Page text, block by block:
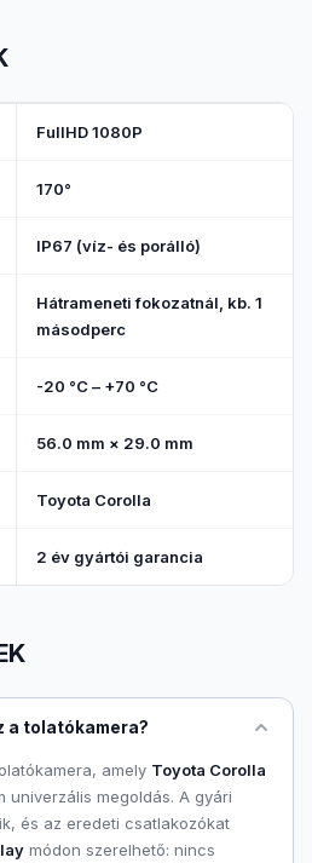
FullHD 1080P
170°
IP67 (víz- és porálló)
Hátrameneti fokozatnál, kb. 1
másodperc
-20 °C – +70 °C
56.0 mm × 29.0 mm
Toyota Corolla
2 év gyártói garancia
a tolatókamera?
amely Toyota Corolla
univerzális megoldás. A gyári
és az eredeti csatlakozókat
módon szerelhető: nincs